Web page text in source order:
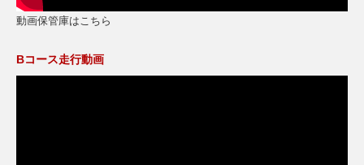
動画保管庫はこちら
Bコース走行動画